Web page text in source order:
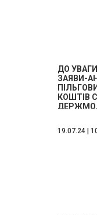
19.07.24 |
ДО
ЗАЯВИ-
КОШТІВ